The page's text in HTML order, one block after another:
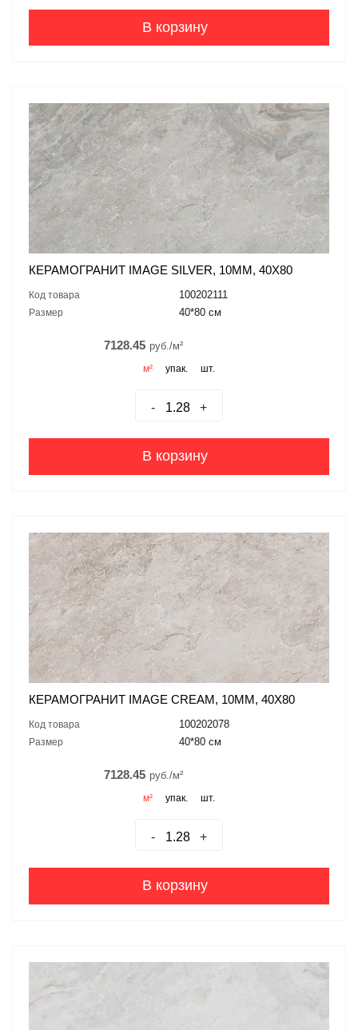
В корзину
КЕРАМОГРАНИТ IMAGE SILVER, 10ММ, 40X80
Код товара 100202111
Размер 40*80 см
7128.45 руб./м²
м² упак. шт.
- +
В корзину
КЕРАМОГРАНИТ IMAGE CREAM, 10ММ, 40X80
Код товара 100202078
Размер 40*80 см
7128.45 руб./м²
м² упак. шт.
- +
В корзину